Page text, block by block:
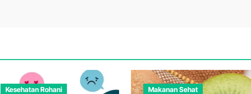
Kesehatan Rohani Makanan Sehat